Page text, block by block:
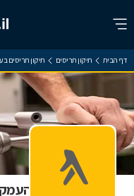
דף הבית תיקון תריסים תיקון תריסים
ביקורת על אלום